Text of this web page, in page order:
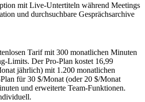
mit Live-Untertiteln während Meetings
und durchsuchbare Gesprächsarchive
Tarif mit 300 monatlichen Minuten
Limits. Der Pro-Plan kostet 16,99
jährlich) mit 1.200 monatlichen
für 30 $/Monat (oder 20 $/Monat
und erweiterte Team-Funktionen.